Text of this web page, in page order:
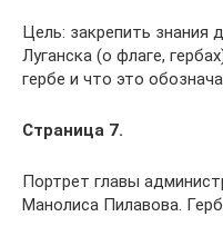
Цель: закрепить знания
Луганска (о флаге,
гербе и что это
Страница 7.
Портрет главы
Манолиса Пилавова.